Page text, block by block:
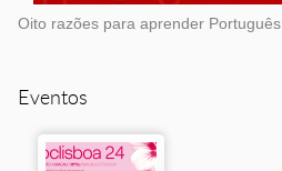
Oito razões para aprender Português
Eventos